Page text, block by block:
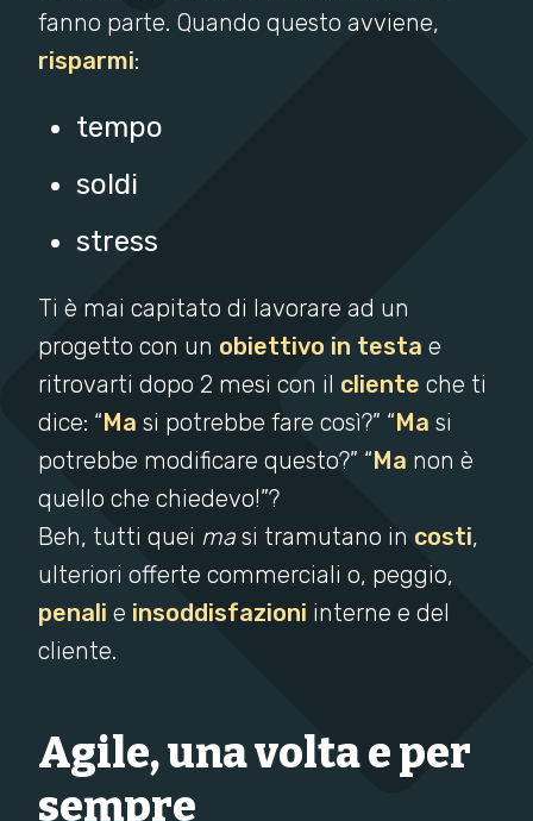
fanno parte. Quando questo avviene,
risparmi:
tempo
soldi
stress
Ti è mai capitato di lavorare ad un
progetto con un obiettivo in testa e
ritrovarti dopo 2 mesi con il cliente che ti
dice: “Ma si potrebbe fare così?” “Ma si
potrebbe modificare questo?” “Ma non è
quello che chiedevo!”?
Beh, tutti quei ma si tramutano in costi,
ulteriori offerte commerciali o, peggio,
penali e insoddisfazioni interne e del
cliente.
Agile, una volta e per
sempre